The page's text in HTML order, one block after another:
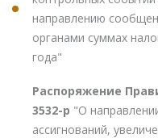
направлению
органами суммах
года"
Распоряжение
3532-р "О
ассигнований,